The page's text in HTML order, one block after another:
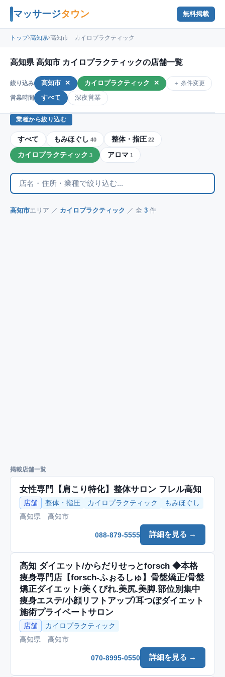
マッサージタウン 無料掲載
トップ›高知県›高知市 カイロプラクティック
高知県 高知市 カイロプラクティックの店舗一覧
絞り込み 高知市 ✕ カイロプラクティック ✕ ＋ 条件変更
営業時間 すべて 深夜営業
業種から絞り込む
すべて もみほぐし 40 整体・指圧 22
カイロプラクティック 3 アロマ 1
高知市エリア ／ カイロプラクティック ／ 全 3 件
掲載店舗一覧
女性専門【肩こり特化】整体サロン フレル高知
店舗 整体・指圧 カイロプラクティック
もみほぐし
高知県 高知市
詳細を見る →
088-879-5555
高知 ダイエット/からだりせっとforsch ◆本格
痩身専門店【forsch-ふぉるしゅ】骨盤矯正/骨盤
矯正ダイエット/美くびれ.美尻.美脚.部位別集中
痩身エステ/小顔リフトアップ/耳つぼダイエット
施術プライベートサロン
店舗
カイロプラクティック
高知県 高知市
詳細を見る →
070-8995-0550